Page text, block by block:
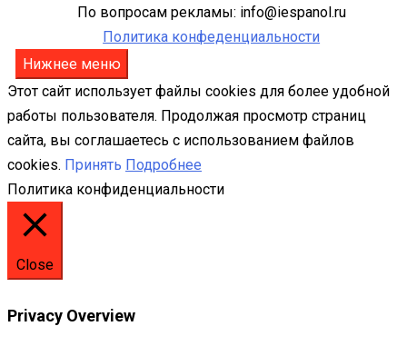
По вопросам рекламы: info@iespanol.ru
Политика конфеденциальности
Нижнее меню
Этот сайт использует файлы cookies для более удобной
работы пользователя. Продолжая просмотр страниц
сайта, вы соглашаетесь с использованием файлов
cookies. Принять Подробнее
Политика конфиденциальности
Close
Privacy Overview